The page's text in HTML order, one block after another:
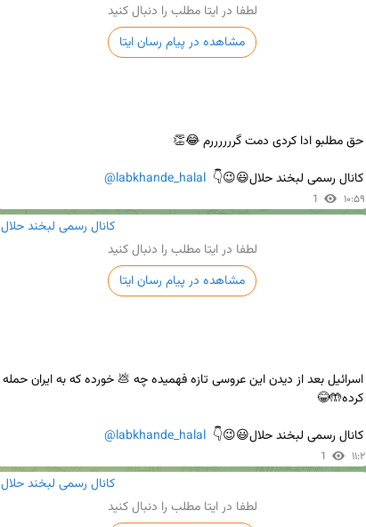
لطفا در ایتا مطلب را دنبال کنید
مشاهده در پیام رسان ایتا
کانال رسمی لبخند حلال😃😉👇 @labkhande_halal
1 ۱۰:۵۹
کانال رسمی لبخند حلال
لطفا در ایتا مطلب را دنبال کنید
مشاهده در پیام رسان ایتا
کانال رسمی لبخند حلال😃😉👇 @labkhande_halal
1 ۱۱:۲
کانال رسمی لبخند حلال
لطفا در ایتا مطلب را دنبال کنید